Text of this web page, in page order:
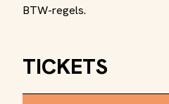
BTW-regels.
TICKETS